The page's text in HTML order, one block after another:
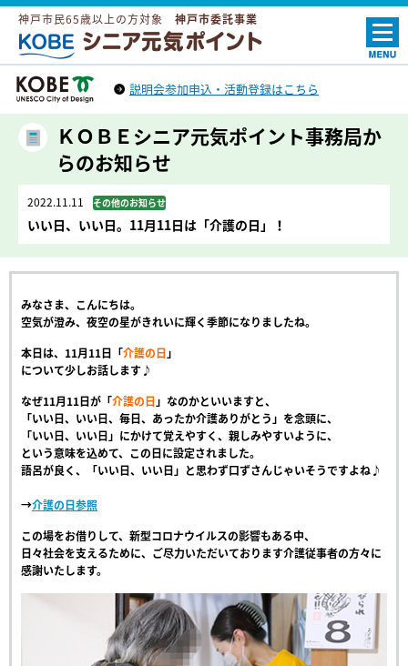
神戸市民65歳以上の方対象 神戸市委託事業
ＫＯＢＥシニア元気ポイント
神戸市トップへ
（外部リンク）
説明会参加申込・活動登録はこちら
ＫＯＢＥシニア元気ポイント事務局か
らのお知らせ
2022.11.11 その他のお知らせ
いい日、いい日。11月11日は「介護の日」！
みなさま、こんにちは。
空気が澄み、夜空の星がきれいに輝く季節になりましたね。
本日は、11月11日「介護の日」
について少しお話します♪
なぜ11月11日が「介護の日」なのかといいますと、
「いい日、いい日、毎日、あったか介護ありがとう」を念頭に、
「いい日、いい日」にかけて覚えやすく、親しみやすいように、
という意味を込めて、この日に設定されました。
語呂が良く、「いい日、いい日」と思わず口ずさんじゃいそうですよね♪
→介護の日参照
この場をお借りして、新型コロナウイルスの影響もある中、
日々社会を支えるために、ご尽力いただいております介護従事者の方々に
感謝いたします。